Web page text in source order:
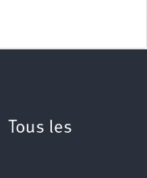
Tous les